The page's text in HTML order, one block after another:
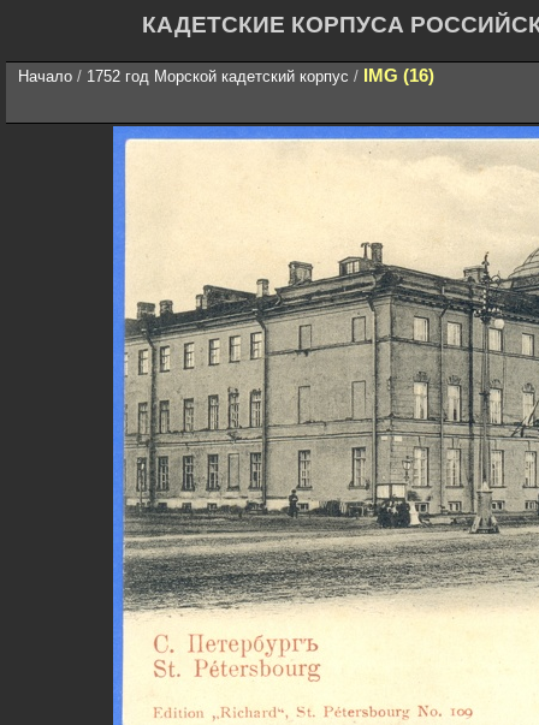
КАДЕТСКИЕ КОРПУСА
Начало / 1752 год Морской кадетский корпус / IMG (16)